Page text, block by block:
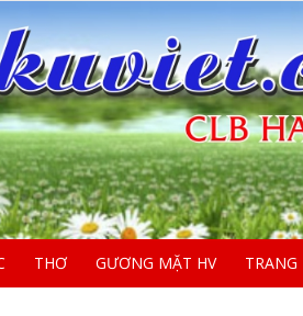
THƠ GƯƠNG MẶT HV